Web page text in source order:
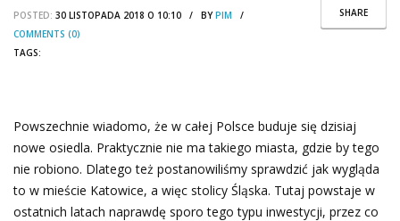
SHARE
POSTED: 30 LISTOPADA 2018 O 10:10 / BYPIM /
COMMENTS (0)
TAGS:
Powszechnie wiadomo, że w całej Polsce buduje się dzisiaj
nowe osiedla. Praktycznie nie ma takiego miasta, gdzie by tego
nie robiono. Dlatego też postanowiliśmy sprawdzić jak wygląda
to w mieście Katowice, a więc stolicy Śląska. Tutaj powstaje w
ostatnich latach naprawdę sporo tego typu inwestycji, przez co